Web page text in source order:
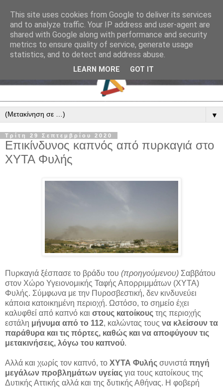
▼
Τρίτη 29 Σεπτεμβρίου 2020
Επικίνδυνος καπνός από πυρκαγιά στο
ΧΥΤΑ Φυλής
Πυρκαγιά ξέσπασε το βράδυ του (προηγούμενου) Σαββάτου
στον Χώρο Υγειονομικής Ταφής Απορριμμάτων (ΧΥΤΑ)
Φυλής. Σύμφωνα με την Πυροσβεστική, δεν κινδυνεύει
κάποια κατοικημένη περιοχή. Ωστόσο, το σημείο έχει
καλυφθεί από καπνό και στους κατοίκους της περιοχής
εστάλη μήνυμα από το 112, καλώντας τους να κλείσουν τα
παράθυρα και τις πόρτες, καθώς και να αποφύγουν τις
μετακινήσεις, λόγω του καπνού.
Αλλά και χωρίς τον καπνό, το ΧΥΤΑ Φυλής συνιστά πηγή
μεγάλων προβλημάτων υγείας για τους κατοίκους της
Δυτικής Αττικής αλλά και της δυτικής Αθήνας. Η φοβερή
This site uses cookies from Google to deliver its services
and to analyze traffic. Your IP address and user-agent are
shared with Google along with performance and security
metrics to ensure quality of service, generate usage
statistics, and to detect and address abuse.
LEARN MORE GOT IT